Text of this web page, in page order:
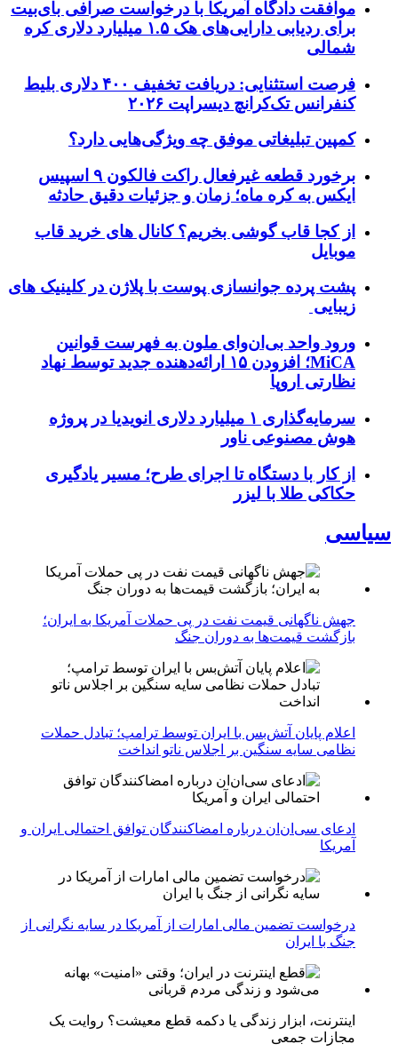
موافقت دادگاه آمریکا با درخواست صرافی بای‌بیت
برای ردیابی دارایی‌های هک ۱.۵ میلیارد دلاری کره
شمالی
فرصت استثنایی: دریافت تخفیف ۴۰۰ دلاری بلیط
کنفرانس تک‌کرانچ دیسراپت ۲۰۲۶
کمپین تبلیغاتی موفق چه ویژگی‌هایی دارد؟
برخورد قطعه غیرفعال راکت فالکون ۹ اسپیس
ایکس به کره ماه؛ زمان و جزئیات دقیق حادثه
از کجا قاب گوشی بخریم؟ کانال های خرید قاب
موبایل
پشت پرده جوانسازی پوست با پلاژن در کلینیک های
زیبایی
ورود واحد بی‌ان‌وای ملون به فهرست قوانین
MiCA؛ افزودن ۱۵ ارائه‌دهنده جدید توسط نهاد
نظارتی اروپا
سرمایه‌گذاری ۱ میلیارد دلاری انویدیا در پروژه
هوش مصنوعی ناور
از کار با دستگاه تا اجرای طرح؛ مسیر یادگیری
حکاکی طلا با لیزر
سیاسی
جهش ناگهانی قیمت نفت در پی حملات آمریکا به ایران؛
بازگشت قیمت‌ها به دوران جنگ
اعلام پایان آتش‌بس با ایران توسط ترامپ؛ تبادل حملات
نظامی سایه سنگین بر اجلاس ناتو انداخت
ادعای سی‌ان‌ان درباره امضاکنندگان توافق احتمالی ایران و
آمریکا
درخواست تضمین مالی امارات از آمریکا در سایه نگرانی از
جنگ با ایران
اینترنت، ابزار زندگی یا دکمه قطع معیشت؟ روایت یک
مجازات جمعی